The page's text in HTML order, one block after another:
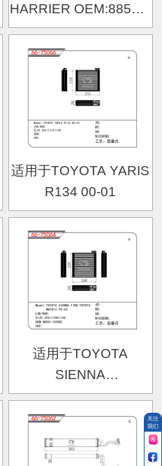
HARRIER OEM:88501-
48010
适用于TOYOTA YARIS
R134 00-01
适用于TOYOTA
SIENNA
FIRE/TOYOTA
MATRIX 99-03
OEM:88501-02080
关注
我们